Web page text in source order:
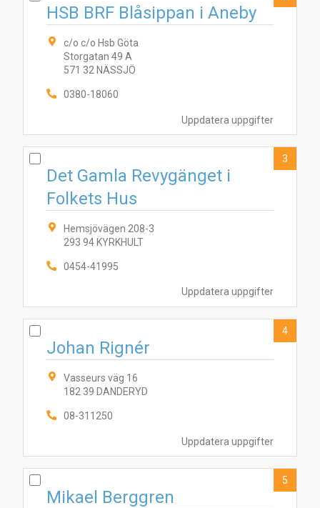
Uppdatera uppgifter
HSB BRF Blåsippan i Aneby
c/o c/o Hsb Göta
Storgatan 49 A
571 32 NÄSSJÖ
0380-18060
Uppdatera uppgifter
Det Gamla Revygänget i
Folkets Hus
Hemsjövägen 208-3
293 94 KYRKHULT
0454-41995
3
Uppdatera uppgifter
Johan Rignér
Vasseurs väg 16
182 39 DANDERYD
08-311250
4
Mikael Berggren
5